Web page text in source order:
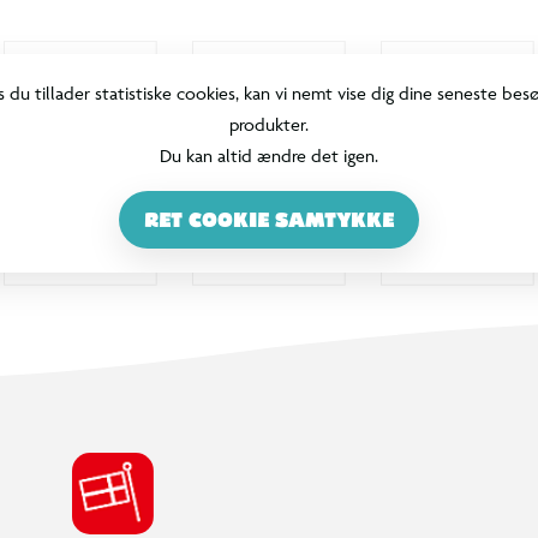
du tillader statistiske cookies, kan vi nemt vise dig dine seneste
produkter.
Du kan altid ændre det igen.
RET COOKIE SAMTYKKE